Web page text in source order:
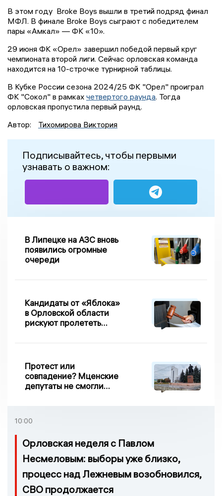
В этом году Broke Boys вышли в третий подряд финал
МФЛ. В финале Broke Boys сыграют с победителем
пары «Амкал» — ФК «10».
29 июня ФК «Орел» завершил победой первый круг
чемпионата второй лиги. Сейчас орловская команда
находится на 10-строчке турнирной таблицы.
В Кубке России сезона 2024/25 ФК "Орел" проиграл
ФК "Сокол" в рамках четвертого раунда. Тогда
орловская пропустила первый раунд.
Автор:
Тихомирова Виктория
Подписывайтесь, чтобы первыми
узнавать о важном:
В Липецке на АЗС вновь
появились огромные
очереди
Кандидаты от «Яблока»
в Орловской области
рискуют пролететь
Протест или
совпадение? Мценские
депутаты не смогли
10:00
Орловская неделя с Павлом
Несмеловым: выборы уже близко,
процесс над Лежневым возобновился,
СВО продолжается